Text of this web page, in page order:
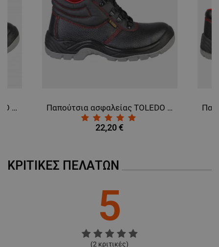
Παπούτσια ασφαλείας TOLEDO BS ANKLE S1P Παπούτσια ασφαλείας TOLEDO BS ANKLE S3
22,20 €
ΚΡΙΤΙΚΈΣ ΠΕΛΑΤΏΝ
5
(2 κριτικές)